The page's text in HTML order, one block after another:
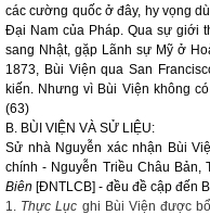
các cường quốc ở đây, hy vọng
Đại Nam của Pháp. Qua sự giới
sang Nhật, gặp Lãnh sự Mỹ ở
1873, Bùi Viện qua San
kiến. Nhưng vì Bùi Viện không
(63)
B. BÙI VIỆN VÀ SỬ LIỆU:
Sử nhà Nguyễn xác nhận Bùi
chính - Nguyễn Triều Châu
Biên [ĐNTLCB] - đều đề cập đến
1. Thực Lục ghi Bùi Viện được